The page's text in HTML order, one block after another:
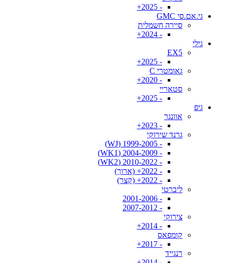
- 2025+
גי.אם.סי GMC
סיירה חשמלית
- 2024+
גילי
EX5
- 2025+
גאומטרי C
- 2020+
סטאריי
- 2025+
גיפ
אוונגר
- 2023+
גרנד שירוקי
- 1999-2005 (WJ)
- 2004-2009 (WK1)
- 2010-2022 (WK2)
- 2022+ (ארוך)
- 2022+ (קצר)
ליברטי
- 2001-2006
- 2007-2012
צירוקי
- 2014+
קומפאס
- 2017+
רנגייד